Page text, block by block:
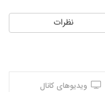
نظرات
ویدیوهای کانال